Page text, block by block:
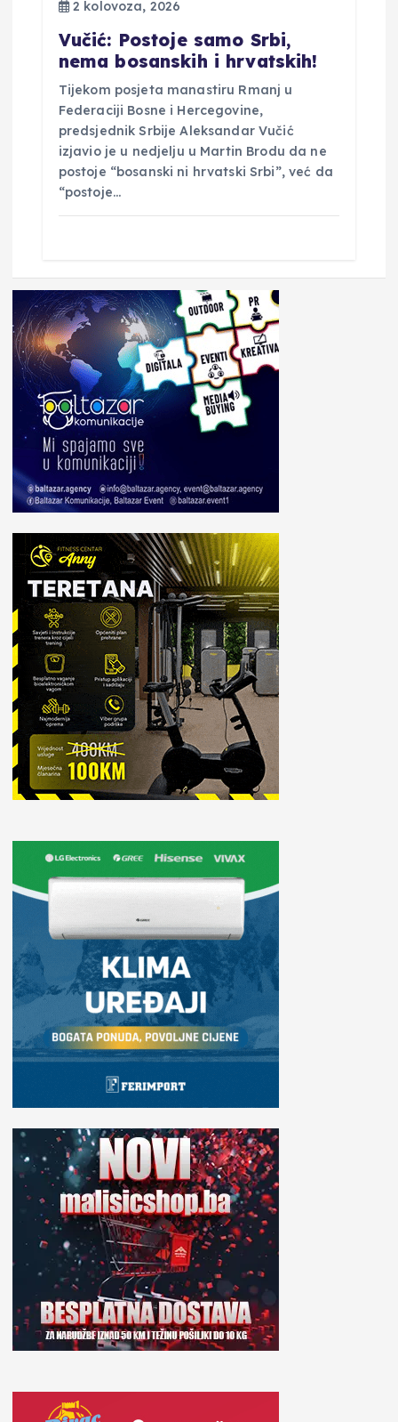
2 kolovoza, 2026
Vučić: Postoje samo Srbi,
nema bosanskih i hrvatskih!
Tijekom posjeta manastiru Rmanj u
Federaciji Bosne i Hercegovine,
predsjednik Srbije Aleksandar Vučić
izjavio je u nedjelju u Martin Brodu da ne
postoje “bosanski ni hrvatski Srbi”, već da
“postoje…